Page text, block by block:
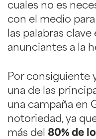
cuales no es
con el medio para
las palabras
anunciantes a la
Por consiguiente
una de las
una campaña en
notoriedad, ya
más del 80% de